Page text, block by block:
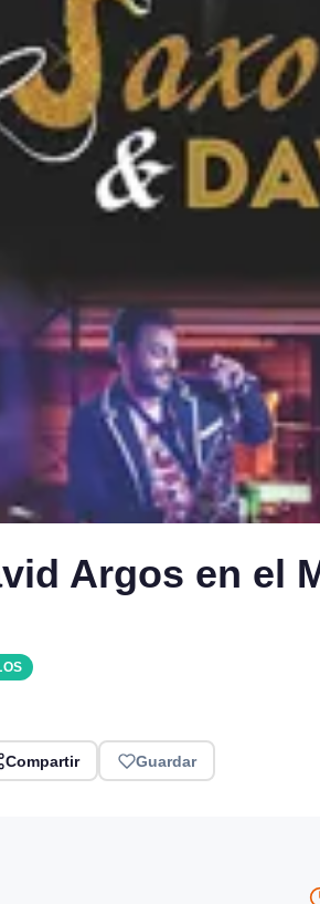
Argos en el
Compartir Guardar